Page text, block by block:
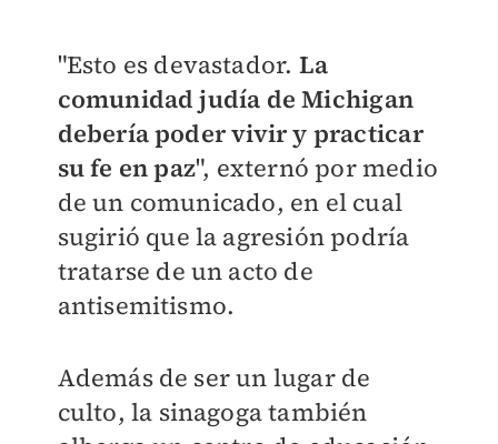
"Esto es devastador. La
comunidad judía de Michigan
debería poder vivir y practicar
su fe en paz", externó por medio
de un comunicado, en el cual
sugirió que la agresión podría
tratarse de un acto de
antisemitismo.
Además de ser un lugar de
culto, la sinagoga también